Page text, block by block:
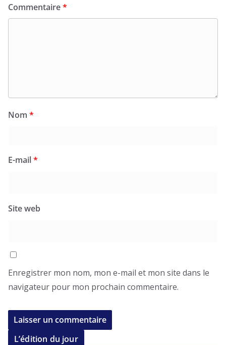
Commentaire*
Nom *
E-mail*
Site web
Enregistrer mon nom, mon e-mail et mon site dans le
navigateur pour mon prochain commentaire.
L’édition du jour